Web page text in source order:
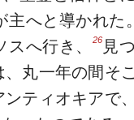
主へと導かれた
へ行き、
26見
丸一年の間そ
ティオキアで